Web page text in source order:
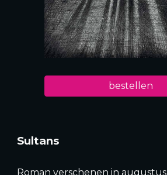
bestellen
Sultans
Roman verschenen in